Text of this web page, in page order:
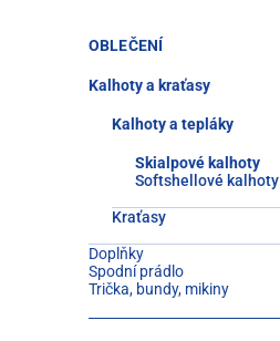
OBLEČENÍ
Kalhoty a kraťasy
Kalhoty a tepláky
Skialpové kalhoty
Softshellové kalhoty
Kraťasy
Doplňky
Spodní prádlo
Trička, bundy, mikiny